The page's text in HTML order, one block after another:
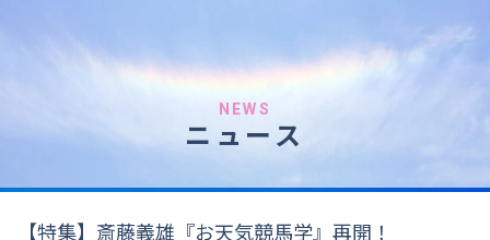
NEWS
ニュース
【特集】斎藤義雄『お天気競馬学』再開！